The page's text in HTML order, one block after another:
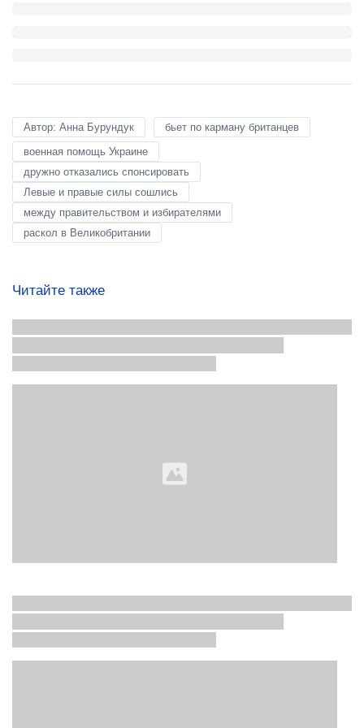
Автор: Анна Бурундук
бьет по карману британцев
военная помощь Украине
дружно отказались спонсировать
Левые и правые силы сошлись
между правительством и избирателями
раскол в Великобритании
Читайте также